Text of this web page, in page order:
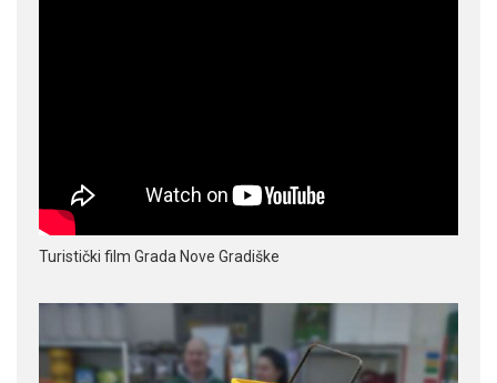
Turistički film Grada Nove Gradiške